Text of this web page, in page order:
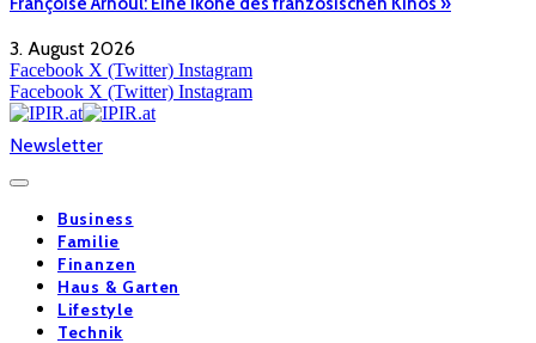
3. August 2026
Facebook X (Twitter) Instagram
Facebook X (Twitter) Instagram
Newsletter
Business
Familie
Finanzen
Haus & Garten
Lifestyle
Technik